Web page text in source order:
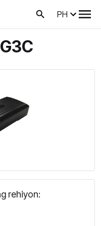
PH
rehiyon: